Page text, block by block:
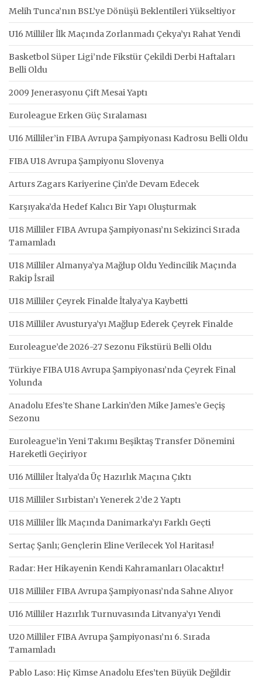
Melih Tunca’nın BSL’ye Dönüşü Beklentileri Yükseltiyor
U16 Milliler İlk Maçında Zorlanmadı Çekya’yı Rahat Yendi
Basketbol Süper Ligi’nde Fikstür Çekildi Derbi Haftaları
Belli Oldu
2009 Jenerasyonu Çift Mesai Yaptı
Euroleague Erken Güç Sıralaması
U16 Milliler’in FIBA Avrupa Şampiyonası Kadrosu Belli Oldu
FIBA U18 Avrupa Şampiyonu Slovenya
Arturs Zagars Kariyerine Çin’de Devam Edecek
Karşıyaka’da Hedef Kalıcı Bir Yapı Oluşturmak
U18 Milliler FIBA Avrupa Şampiyonası’nı Sekizinci Sırada
Tamamladı
U18 Milliler Almanya’ya Mağlup Oldu Yedincilik Maçında
Rakip İsrail
U18 Milliler Çeyrek Finalde İtalya’ya Kaybetti
U18 Milliler Avusturya’yı Mağlup Ederek Çeyrek Finalde
Euroleague’de 2026-27 Sezonu Fikstürü Belli Oldu
Türkiye FIBA U18 Avrupa Şampiyonası’nda Çeyrek Final
Yolunda
Anadolu Efes’te Shane Larkin’den Mike James’e Geçiş
Sezonu
Euroleague’in Yeni Takımı Beşiktaş Transfer Dönemini
Hareketli Geçiriyor
U16 Milliler İtalya’da Üç Hazırlık Maçına Çıktı
U18 Milliler Sırbistan’ı Yenerek 2’de 2 Yaptı
U18 Milliler İlk Maçında Danimarka’yı Farklı Geçti
Sertaç Şanlı; Gençlerin Eline Verilecek Yol Haritası!
Radar: Her Hikayenin Kendi Kahramanları Olacaktır!
U18 Milliler FIBA Avrupa Şampiyonası’nda Sahne Alıyor
U16 Milliler Hazırlık Turnuvasında Litvanya’yı Yendi
U20 Milliler FIBA Avrupa Şampiyonası’nı 6. Sırada
Tamamladı
Pablo Laso: Hiç Kimse Anadolu Efes’ten Büyük Değildir